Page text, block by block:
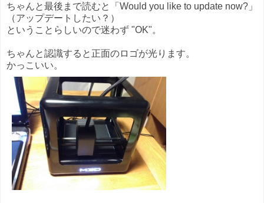
ちゃんと最後まで読むと「Would you like to update now?」
（アップデートしたい？）
ということらしいので迷わず "OK"。
ちゃんと認識すると正面のロゴが光ります。
かっこいい。